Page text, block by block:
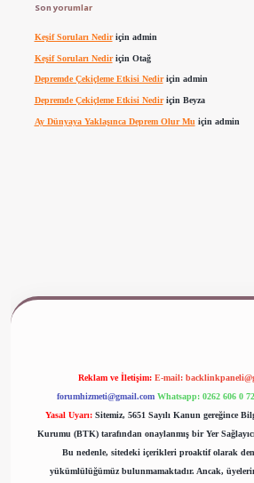
Son yorumlar
Keşif Soruları Nediriçin admin
Keşif Soruları Nediriçin Otağ
Depremde Çekiçleme Etkisi Nediriçin admin
Depremde Çekiçleme Etkisi Nediriçin Beyza
Ay Dünyaya Yaklaşınca Deprem Olur Mu için admin
Reklam ve İletişim: E-mail:
forumhizmeti@gmail.com Whatsapp: 0262 606 0
Yasal Uyarı: Sitemiz, 5651 Sayılı Kanun gereğince
Kurumu (BTK) tarafından onaylanmış bir Yer
Bu nedenle, sitedeki içerikleri proaktif olarak
yükümlülüğümüz bulunmamaktadır. Ancak,